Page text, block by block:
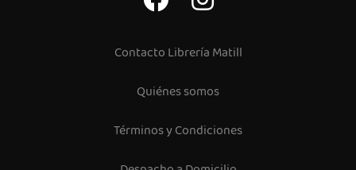
Contacto Librería Matill
Quiénes somos
Términos y Condiciones